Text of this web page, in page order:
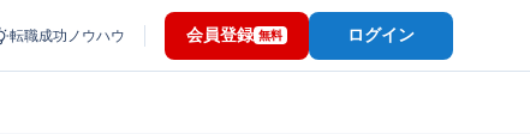
転職成功ノウハウ 会員登録 無料 ログイン